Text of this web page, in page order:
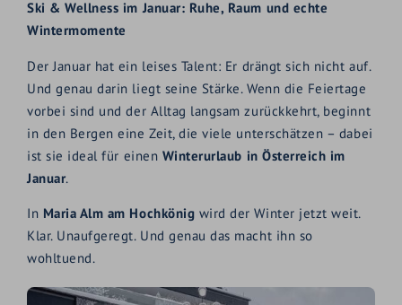
Ski & Wellness im Januar: Ruhe, Raum und echte
Wintermomente
Der Januar hat ein leises Talent: Er drängt sich nicht auf.
Und genau darin liegt seine Stärke. Wenn die Feiertage
vorbei sind und der Alltag langsam zurückkehrt, beginnt
in den Bergen eine Zeit, die viele unterschätzen – dabei
ist sie ideal für einen Winterurlaub in Österreich im
Januar.
In Maria Alm am Hochkönig wird der Winter jetzt weit.
Klar. Unaufgeregt. Und genau das macht ihn so
wohltuend.